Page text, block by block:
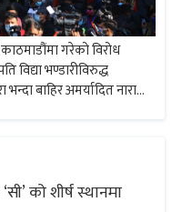
गरेको विरोध
विद्या भण्डारीविरुद्ध
भन्दा बाहिर अमर्यादित नारा
को शीर्ष स्थानमा